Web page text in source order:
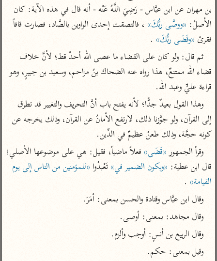
جمع الأقوال
تفسير ابن الجوزي
تفسير الماوردي
منتقاة
تفسير ابن القيم
تفسير ابن تيمية
عامّة
تفسير السمعاني
تفسير مكّي
محاسن التأويل
للقاسمي
تفسير الثعالبي
تفسير السمرقندي
تفسير الثعلبي
تفسير الرازي
أخرى
أضواء البيان
لغة وبلاغة
التحرير والتنوير
المحرر الوجيز لابن
عطية
البحر المحيط لأبي
البسيط للواحدي
تفسير أبي السعود
الكشاف للزمخشري
تفسير ابن عثيمين
مركَّزة العبارة
تفسير الجلالين
جامع البيان للإيجي
تفسير البيضاوي
تفسير النسفي
تفسير ابن أبي زمنين
الأصلُ: «ووصَّى ربُّكَ»
، فالتصقت إحدى الواوين بالصَّاد، فصارت قافاً
فقرئ «وقَضَى ربُّكَ» .
قضاء الله ممتنعٌ، هذا رواه عنه الضحاك بنُ مزاحم، وسعيد بن جبيرٍ، وهو
قراءة عليٍّ وعبد الله.
كونه حجَّة، وذلك طعنُ عظيمٌ في الدِّين.
وقرأ الجمهور «قَضَى»
قال ابن عطية: «ويكون الضمير في» تَعْبدُوا
القيامة» .
وقال ابن عبَّاس وقتادة والحسن بمعنى: أمَرَ.
وقال مجاهد: بمعنى: أوصى.
وقال الربيع بن أنسٍ: أوجب وألزم.
وقيل بمعنى: حكم.